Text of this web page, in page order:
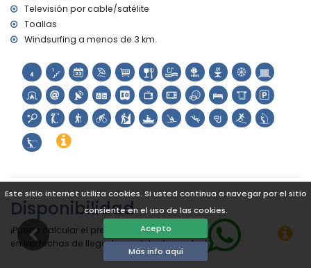
Este sitio internet utiliza cookies. Si usted continua a navegar por el sitio
consiente en el uso de las cookies.
Acepto
Más info aquí
Televisión por cable/satélite
Toallas
Windsurfing a menos de 3 km.
Disponibilidad
¡Puede calcular el precio del alquiler haciendo clic
en las fechas de llegada y salida deseadas!